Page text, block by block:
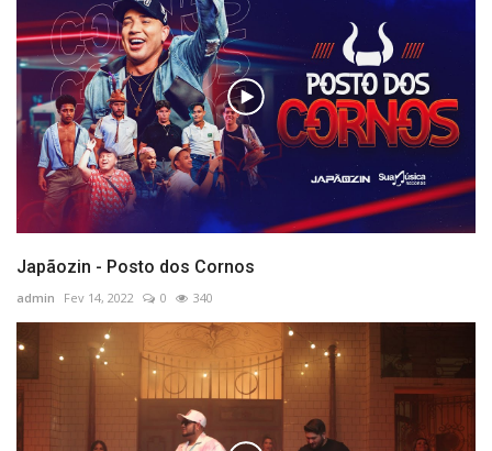
Japãozin - Posto dos Cornos
admin Fev 14, 2022 0 340